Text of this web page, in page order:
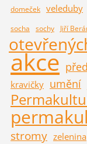
domeček veleduby
socha sochy Jiří
akce
kravičky umění
stromy zelenina